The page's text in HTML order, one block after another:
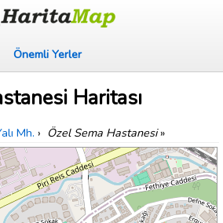
Önemli Yerler
Haritası
Mh. › Özel Sema Hastanesi»